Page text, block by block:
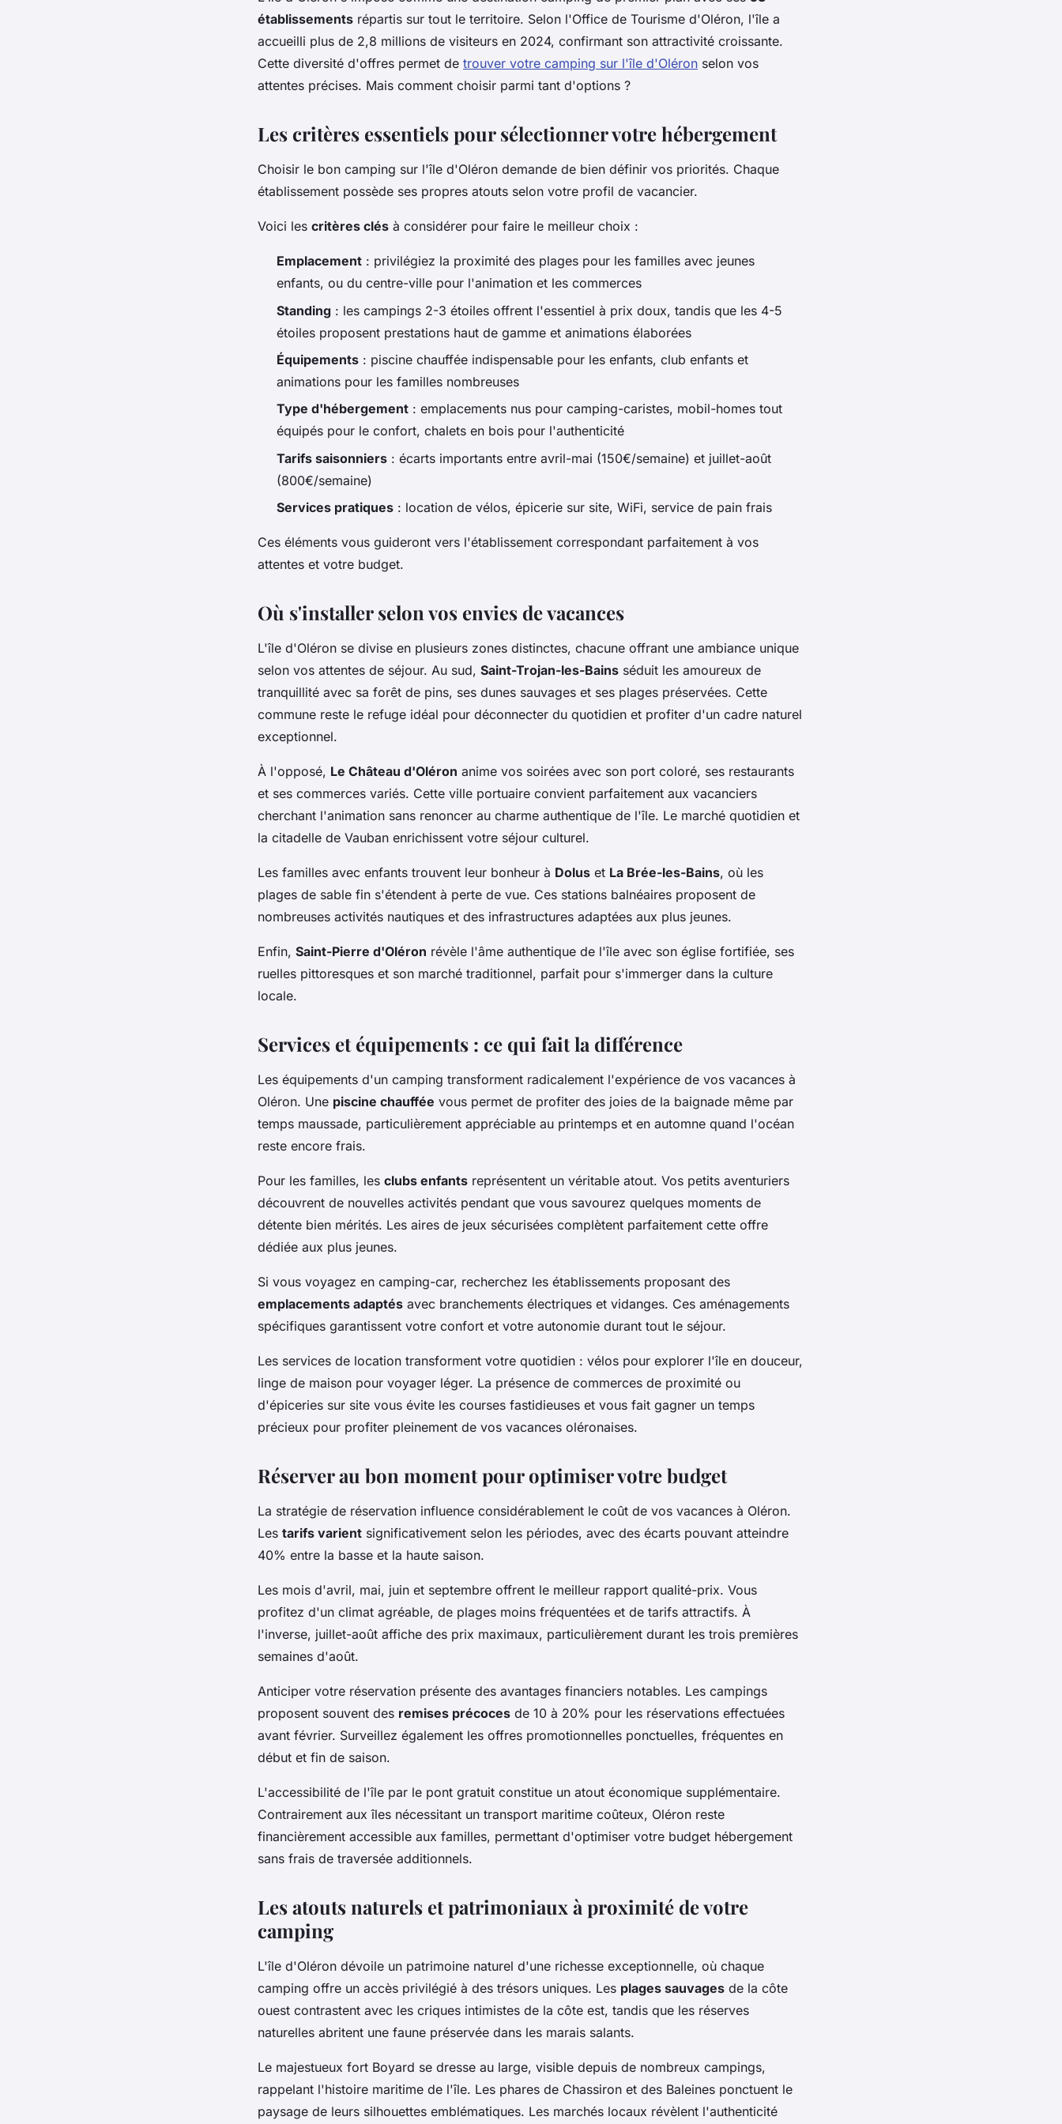
établissements répartis sur tout le territoire. Selon l'Office de Tourisme d'Oléron, l'île a
accueilli plus de 2,8 millions de visiteurs en 2024, confirmant son attractivité croissante.
Cette diversité d'offres permet de trouver votre camping sur l'île d'Oléron selon vos
attentes précises. Mais comment choisir parmi tant d'options ?
Les critères essentiels pour sélectionner votre hébergement
Choisir le bon camping sur l'île d'Oléron demande de bien définir vos priorités. Chaque
établissement possède ses propres atouts selon votre profil de vacancier.
Voici les critères clés à considérer pour faire le meilleur choix :
Emplacement : privilégiez la proximité des plages pour les familles avec jeunes
enfants, ou du centre-ville pour l'animation et les commerces
Standing : les campings 2-3 étoiles offrent l'essentiel à prix doux, tandis que les 4-5
étoiles proposent prestations haut de gamme et animations élaborées
Équipements : piscine chauffée indispensable pour les enfants, club enfants et
animations pour les familles nombreuses
Type d'hébergement : emplacements nus pour camping-caristes, mobil-homes tout
équipés pour le confort, chalets en bois pour l'authenticité
Tarifs saisonniers : écarts importants entre avril-mai (150€/semaine) et juillet-août
(800€/semaine)
Services pratiques : location de vélos, épicerie sur site, WiFi, service de pain frais
Ces éléments vous guideront vers l'établissement correspondant parfaitement à vos
attentes et votre budget.
Où s'installer selon vos envies de vacances
L'île d'Oléron se divise en plusieurs zones distinctes, chacune offrant une ambiance unique
selon vos attentes de séjour. Au sud, Saint-Trojan-les-Bains séduit les amoureux de
tranquillité avec sa forêt de pins, ses dunes sauvages et ses plages préservées. Cette
commune reste le refuge idéal pour déconnecter du quotidien et profiter d'un cadre naturel
exceptionnel.
À l'opposé, Le Château d'Oléron anime vos soirées avec son port coloré, ses restaurants
et ses commerces variés. Cette ville portuaire convient parfaitement aux vacanciers
cherchant l'animation sans renoncer au charme authentique de l'île. Le marché quotidien et
la citadelle de Vauban enrichissent votre séjour culturel.
Les familles avec enfants trouvent leur bonheur à Dolus et La Brée-les-Bains, où les
plages de sable fin s'étendent à perte de vue. Ces stations balnéaires proposent de
nombreuses activités nautiques et des infrastructures adaptées aux plus jeunes.
Enfin, Saint-Pierre d'Oléron révèle l'âme authentique de l'île avec son église fortifiée, ses
ruelles pittoresques et son marché traditionnel, parfait pour s'immerger dans la culture
locale.
Services et équipements : ce qui fait la différence
Les équipements d'un camping transforment radicalement l'expérience de vos vacances à
Oléron. Une piscine chauffée vous permet de profiter des joies de la baignade même par
temps maussade, particulièrement appréciable au printemps et en automne quand l'océan
reste encore frais.
Pour les familles, les clubs enfants représentent un véritable atout. Vos petits aventuriers
découvrent de nouvelles activités pendant que vous savourez quelques moments de
détente bien mérités. Les aires de jeux sécurisées complètent parfaitement cette offre
dédiée aux plus jeunes.
Si vous voyagez en camping-car, recherchez les établissements proposant des
emplacements adaptés avec branchements électriques et vidanges. Ces aménagements
spécifiques garantissent votre confort et votre autonomie durant tout le séjour.
Les services de location transforment votre quotidien : vélos pour explorer l'île en douceur,
linge de maison pour voyager léger. La présence de commerces de proximité ou
d'épiceries sur site vous évite les courses fastidieuses et vous fait gagner un temps
précieux pour profiter pleinement de vos vacances oléronaises.
Réserver au bon moment pour optimiser votre budget
La stratégie de réservation influence considérablement le coût de vos vacances à Oléron.
Les tarifs varient significativement selon les périodes, avec des écarts pouvant atteindre
40% entre la basse et la haute saison.
Les mois d'avril, mai, juin et septembre offrent le meilleur rapport qualité-prix. Vous
profitez d'un climat agréable, de plages moins fréquentées et de tarifs attractifs. À
l'inverse, juillet-août affiche des prix maximaux, particulièrement durant les trois premières
semaines d'août.
Anticiper votre réservation présente des avantages financiers notables. Les campings
proposent souvent des remises précoces de 10 à 20% pour les réservations effectuées
avant février. Surveillez également les offres promotionnelles ponctuelles, fréquentes en
début et fin de saison.
L'accessibilité de l'île par le pont gratuit constitue un atout économique supplémentaire.
Contrairement aux îles nécessitant un transport maritime coûteux, Oléron reste
financièrement accessible aux familles, permettant d'optimiser votre budget hébergement
sans frais de traversée additionnels.
Les atouts naturels et patrimoniaux à proximité de votre
camping
L'île d'Oléron dévoile un patrimoine naturel d'une richesse exceptionnelle, où chaque
camping offre un accès privilégié à des trésors uniques. Les plages sauvages de la côte
ouest contrastent avec les criques intimistes de la côte est, tandis que les réserves
naturelles abritent une faune préservée dans les marais salants.
Le majestueux fort Boyard se dresse au large, visible depuis de nombreux campings,
rappelant l'histoire maritime de l'île. Les phares de Chassiron et des Baleines ponctuent le
paysage de leurs silhouettes emblématiques. Les marchés locaux révèlent l'authenticité